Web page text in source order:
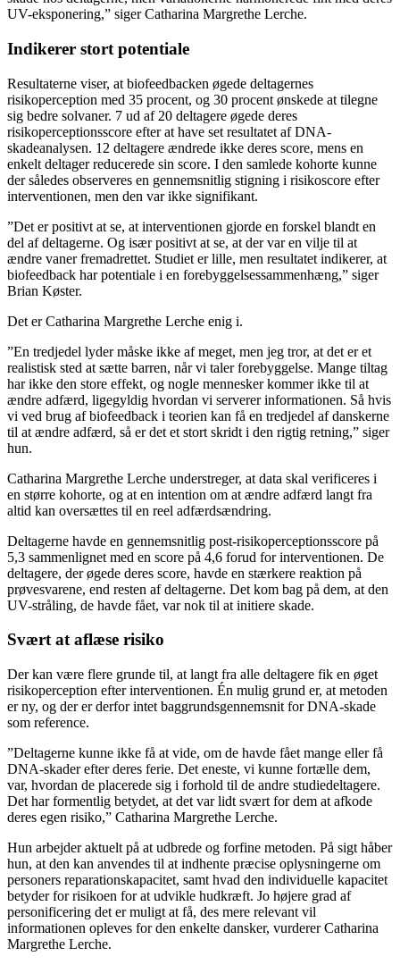
UV-eksponering,” siger Catharina Margrethe Lerche.
Indikerer stort potentiale
Resultaterne viser, at biofeedbacken øgede deltagernes
risikoperception med 35 procent, og 30 procent ønskede at tilegne
sig bedre solvaner. 7 ud af 20 deltagere øgede deres
risikoperceptionsscore efter at have set resultatet af DNA-
skadeanalysen. 12 deltagere ændrede ikke deres score, mens en
enkelt deltager reducerede sin score. I den samlede kohorte kunne
der således observeres en gennemsnitlig stigning i risikoscore efter
interventionen, men den var ikke signifikant.
”Det er positivt at se, at interventionen gjorde en forskel blandt en
del af deltagerne. Og især positivt at se, at der var en vilje til at
ændre vaner fremadrettet. Studiet er lille, men resultatet indikerer, at
biofeedback har potentiale i en forebyggelsessammenhæng,” siger
Brian Køster.
Det er Catharina Margrethe Lerche enig i.
”En tredjedel lyder måske ikke af meget, men jeg tror, at det er et
realistisk sted at sætte barren, når vi taler forebyggelse. Mange tiltag
har ikke den store effekt, og nogle mennesker kommer ikke til at
ændre adfærd, ligegyldig hvordan vi serverer informationen. Så hvis
vi ved brug af biofeedback i teorien kan få en tredjedel af danskerne
til at ændre adfærd, så er det et stort skridt i den rigtig retning,” siger
hun.
Catharina Margrethe Lerche understreger, at data skal verificeres i
en større kohorte, og at en intention om at ændre adfærd langt fra
altid kan oversættes til en reel adfærdsændring.
Deltagerne havde en gennemsnitlig post-risikoperceptionsscore på
5,3 sammenlignet med en score på 4,6 forud for interventionen. De
deltagere, der øgede deres score, havde en stærkere reaktion på
prøvesvarene, end resten af deltagerne. Det kom bag på dem, at den
UV-stråling, de havde fået, var nok til at initiere skade.
Svært at aflæse risiko
Der kan være flere grunde til, at langt fra alle deltagere fik en øget
risikoperception efter interventionen. Én mulig grund er, at metoden
er ny, og der er derfor intet baggrundsgennemsnit for DNA-skade
som reference.
”Deltagerne kunne ikke få at vide, om de havde fået mange eller få
DNA-skader efter deres ferie. Det eneste, vi kunne fortælle dem,
var, hvordan de placerede sig i forhold til de andre studiedeltagere.
Det har formentlig betydet, at det var lidt svært for dem at afkode
deres egen risiko,” Catharina Margrethe Lerche.
Hun arbejder aktuelt på at udbrede og forfine metoden. På sigt håber
hun, at den kan anvendes til at indhente præcise oplysningerne om
personers reparationskapacitet, samt hvad den individuelle kapacitet
betyder for risikoen for at udvikle hudkræft. Jo højere grad af
personificering det er muligt at få, des mere relevant vil
informationen opleves for den enkelte dansker, vurderer Catharina
Margrethe Lerche.